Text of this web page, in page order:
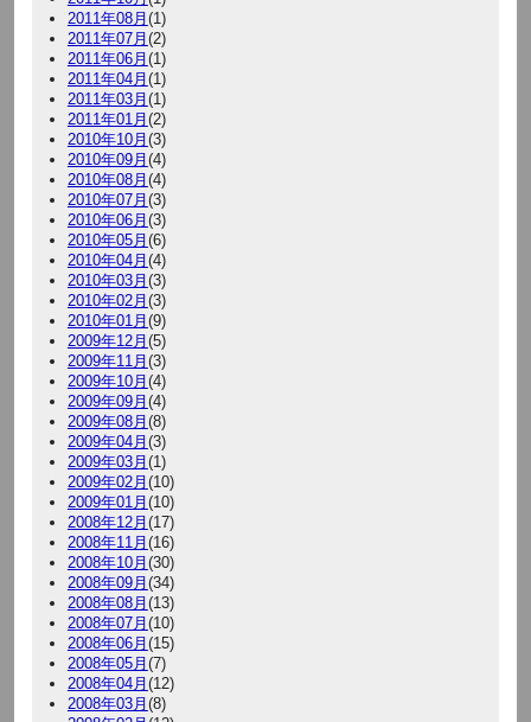
2011年08月(1)
2011年07月(2)
2011年06月(1)
2011年04月(1)
2011年03月(1)
2011年01月(2)
2010年10月(3)
2010年09月(4)
2010年08月(4)
2010年07月(3)
2010年06月(3)
2010年05月(6)
2010年04月(4)
2010年03月(3)
2010年02月(3)
2010年01月(9)
2009年12月(5)
2009年11月(3)
2009年10月(4)
2009年09月(4)
2009年08月(8)
2009年04月(3)
2009年03月(1)
2009年02月(10)
2009年01月(10)
2008年12月(17)
2008年11月(16)
2008年10月(30)
2008年09月(34)
2008年08月(13)
2008年07月(10)
2008年06月(15)
2008年05月(7)
2008年04月(12)
2008年03月(8)